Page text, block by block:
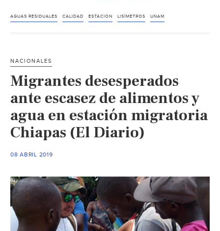
la
aguas
residuales
(ADN
sureste)
AGUAS RESIDUALES CALIDAD ESTACION LISÍMETROS UNAM
NACIONALES
Migrantes desesperados
ante escasez de alimentos y
agua en estación migratoria
Chiapas (El Diario)
08 ABRIL 2019